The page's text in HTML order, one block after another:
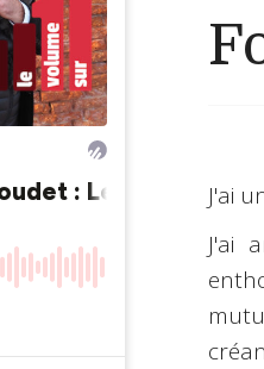
J'ai
J'ai